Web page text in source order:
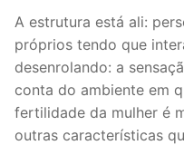
A estrutura está ali:
próprios tendo que
desenrolando: a
conta do ambiente em
fertilidade da mulher é
outras características